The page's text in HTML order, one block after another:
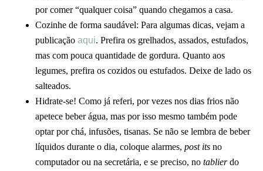
por comer “qualquer coisa” quando chegamos a casa.
Cozinhe de forma saudável: Para algumas dicas, vejam a
publicação aqui. Prefira os grelhados, assados, estufados,
mas com pouca quantidade de gordura. Quanto aos
legumes, prefira os cozidos ou estufados. Deixe de lado os
salteados.
Hidrate-se! Como já referi, por vezes nos dias frios não
apetece beber água, mas por isso mesmo também pode
optar por chá, infusões, tisanas. Se não se lembra de beber
líquidos durante o dia, coloque alarmes, post its no
computador ou na secretária, e se preciso, no tablierdo